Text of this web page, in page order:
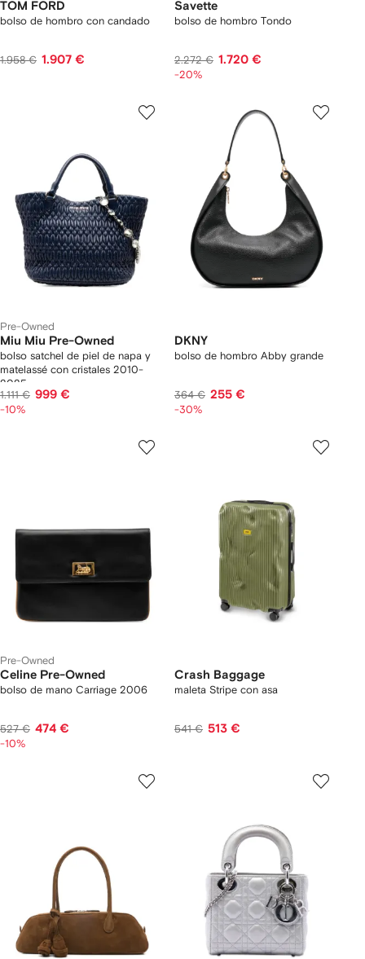
TOM FORD
bolso de hombro con candado
1.958 € 1.907 €
Savette
bolso de hombro Tondo
2.272 € 1.720 €
-20%
Pre-Owned
Miu Miu Pre-Owned
bolso satchel de piel de napa y
matelassé con cristales 2010-
2025
1.111 € 999 €
-10%
DKNY
bolso de hombro Abby grande
364 € 255 €
-30%
Pre-Owned
Celine Pre-Owned
bolso de mano Carriage 2006
527 € 474 €
-10%
Crash Baggage
maleta Stripe con asa
541 € 513 €